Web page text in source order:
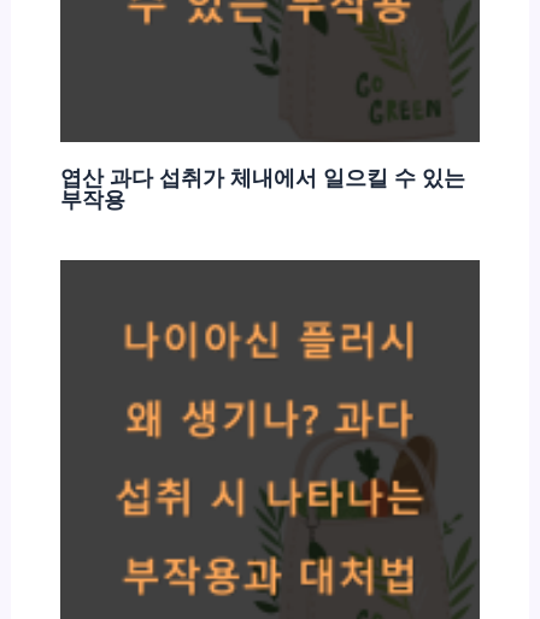
엽산 과다 섭취가 체내에서 일으킬 수 있는
부작용